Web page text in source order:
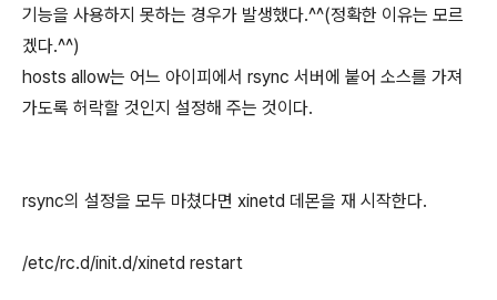
기능을 사용하지 못하는 경우가 발생했다.^^(정확한 이유는 모르
겠다.^^)
hosts allow는 어느 아이피에서 rsync 서버에 붙어 소스를 가져
가도록 허락할 것인지 설정해 주는 것이다.
rsync의 설정을 모두 마쳤다면 xinetd 데몬을 재 시작한다.
/etc/rc.d/init.d/xinetd restart